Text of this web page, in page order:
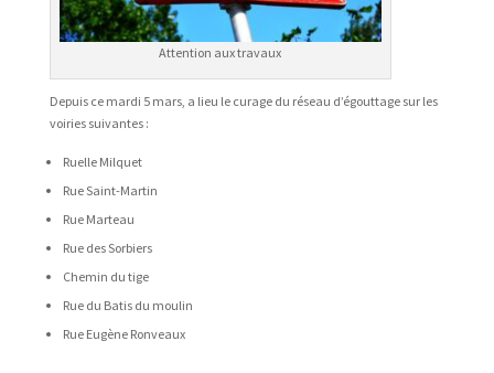
Attention aux travaux
Depuis ce mardi 5 mars, a lieu le curage du réseau d’égouttage sur les
voiries suivantes :
Ruelle Milquet
Rue Saint-Martin
Rue Marteau
Rue des Sorbiers
Chemin du tige
Rue du Batis du moulin
Rue Eugène Ronveaux